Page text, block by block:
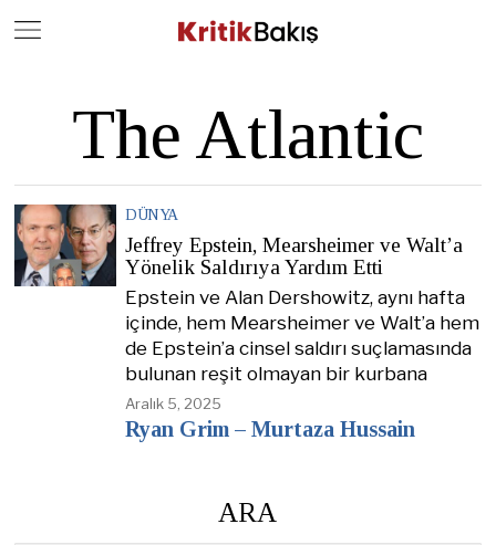
The Atlantic
DÜNYA
Jeffrey Epstein, Mearsheimer ve Walt’a
Yönelik Saldırıya Yardım Etti
Epstein ve Alan Dershowitz, aynı hafta
içinde, hem Mearsheimer ve Walt’a hem
de Epstein’a cinsel saldırı suçlamasında
bulunan reşit olmayan bir kurbana
Aralık 5, 2025
Ryan Grim – Murtaza Hussain
ARA